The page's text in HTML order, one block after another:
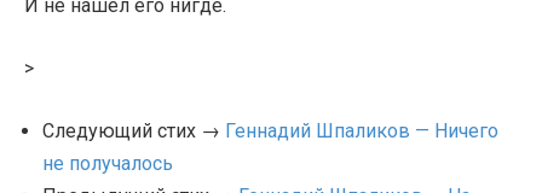
И не нашел его нигде.
>
Следующий стих → Геннадий Шпаликов — Ничего
не получалось